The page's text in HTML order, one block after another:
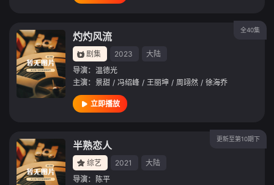
全40集
灼灼风流
剧集 2023
大陆
导演： 温德光
主演： 景甜 / 冯绍峰 / 王丽坤 / 周翊然 / 徐海乔
立即播放
更新至第10期下
半熟恋人
综艺 2021
大陆
导演：
陈平